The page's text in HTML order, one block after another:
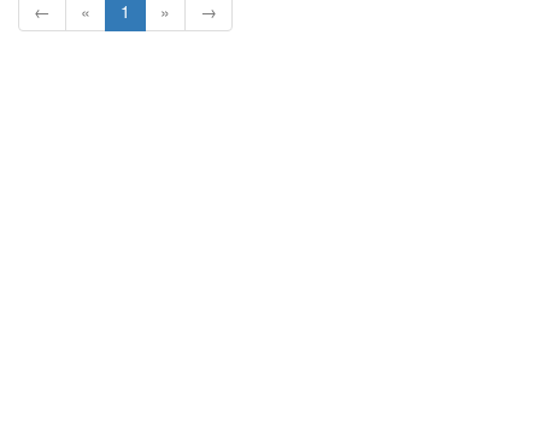
← « 1 » →